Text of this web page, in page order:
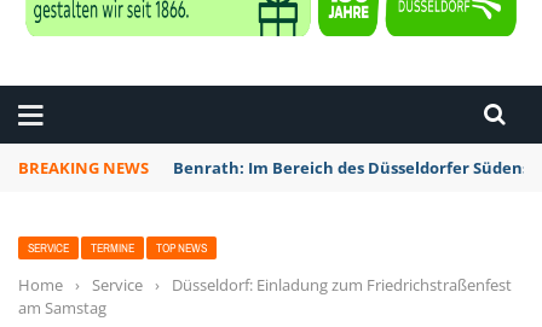
BREAKING NEWS Benrath: Im Bereich des Düsseldorfer
SERVICE TERMINE TOP NEWS
Home › Service ›
Düsseldorf: Einladung zum Friedrichstraßenfest
am Samstag